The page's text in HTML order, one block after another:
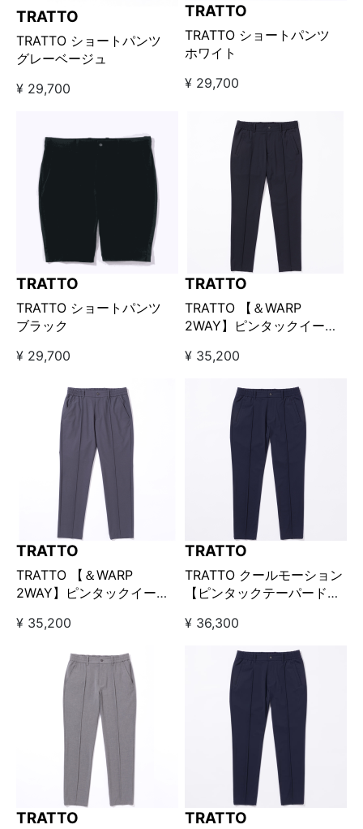
TRATTO
TRATTO ショートパンツ
グレーベージュ
¥ 29,700
TRATTO
TRATTO ショートパンツ
ホワイト
¥ 29,700
TRATTO
TRATTO ショートパンツ
ブラック
¥ 29,700
TRATTO
TRATTO 【＆WARP
2WAY】ピンタックイージ
¥ 35,200
TRATTO
TRATTO 【＆WARP
2WAY】ピンタックイージ
¥ 35,200
TRATTO
TRATTO クールモーション
【ピンタックテーパードパ
¥ 36,300
TRATTO TRATTO